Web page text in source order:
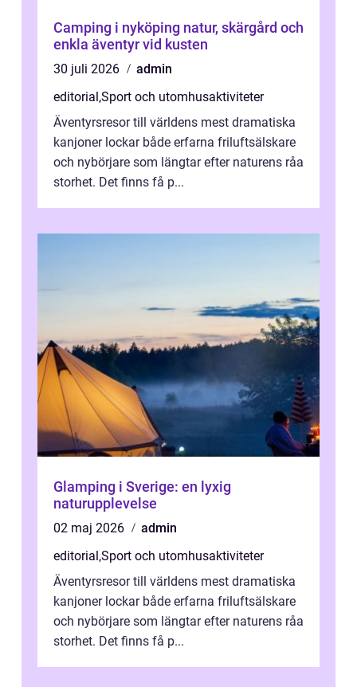
Camping i nyköping natur, skärgård och
enkla äventyr vid kusten
30 juli 2026
admin
editorial ,Sport och utomhusaktiviteter
Äventyrsresor till världens mest dramatiska
kanjoner lockar både erfarna friluftsälskare
och nybörjare som längtar efter naturens råa
storhet. Det finns få p...
Glamping i Sverige: en lyxig
naturupplevelse
02 maj 2026
admin
editorial ,Sport och utomhusaktiviteter
Äventyrsresor till världens mest dramatiska
kanjoner lockar både erfarna friluftsälskare
och nybörjare som längtar efter naturens råa
storhet. Det finns få p...